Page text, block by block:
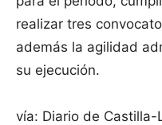
realizar tres
además la agilidad
su ejecución.
vía: Diario de Castilla-